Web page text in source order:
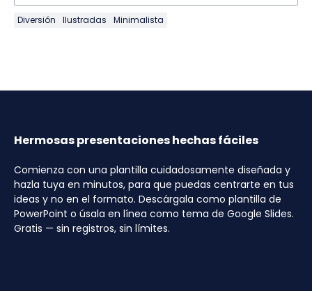
Diversión Ilustradas Minimalista
Hermosas presentaciones hechas fáciles
Comienza con una plantilla cuidadosamente diseñada y
hazla tuya en minutos, para que puedas centrarte en tus
ideas y no en el formato. Descárgala como plantilla de
PowerPoint o úsala en línea como tema de Google Slides.
Gratis — sin registros, sin límites.